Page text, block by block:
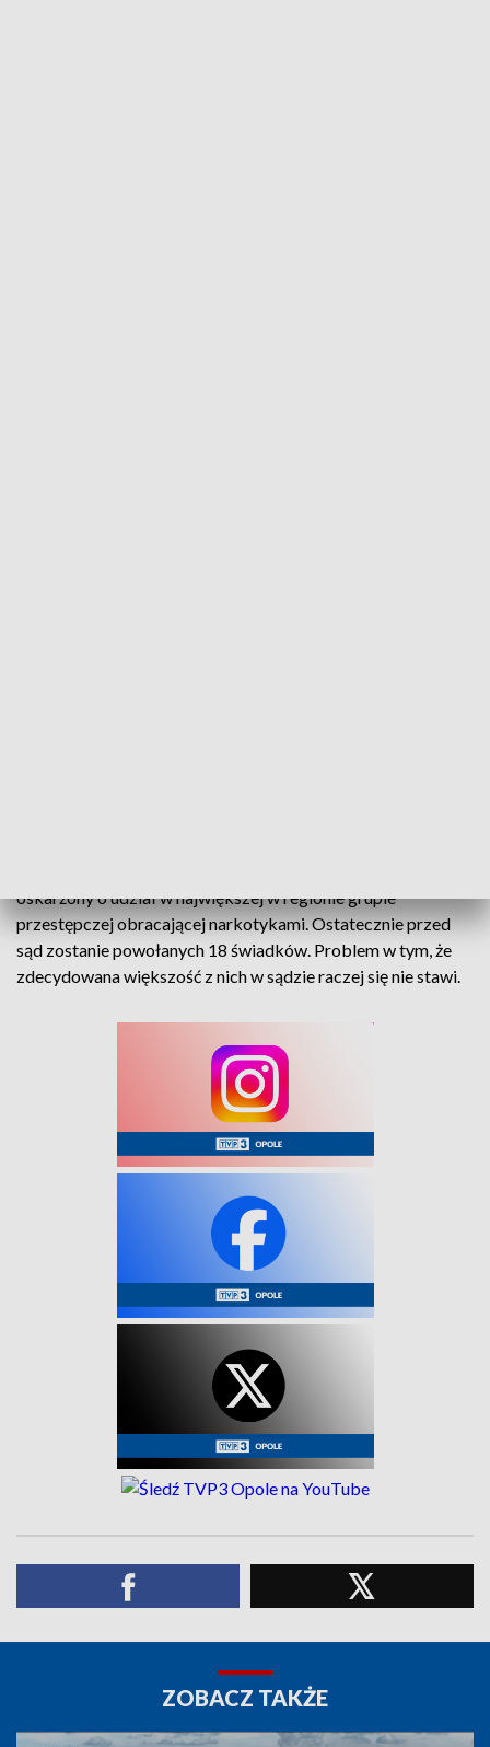
oskarżony o udział w największej w regionie grupie
przestępczej obracającej narkotykami. Ostatecznie przed
sąd zostanie powołanych 18 świadków. Problem w tym, że
zdecydowana większość z nich w sądzie raczej się nie stawi.
ZOBACZ TAKŻE